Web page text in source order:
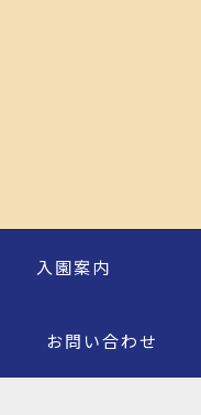
入園案内
お問い合わせ